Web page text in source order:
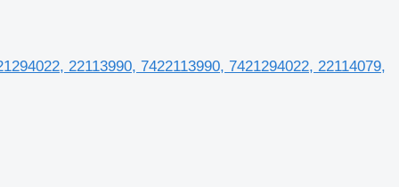
22113990, 7422113990, 7421294022, 22114079,